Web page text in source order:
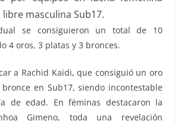
libre masculina Sub17.
se consiguieron un total de 10
4 oros, 3 platas y 3 bronces.
a Rachid Kaidi, que consiguió un oro
en Sub17, siendo incontestable
de edad. En féminas destacaron la
Gimeno, toda una revelación